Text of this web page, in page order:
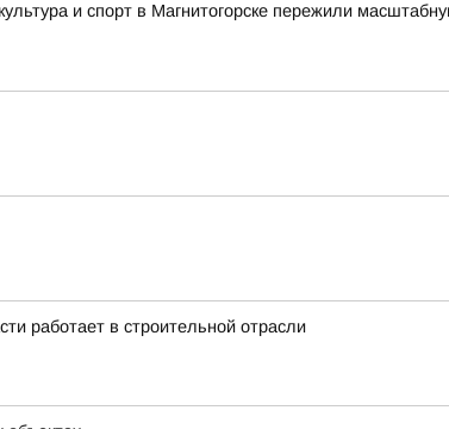
и спорт в Магнитогорске пережили
работает в строительной отрасли